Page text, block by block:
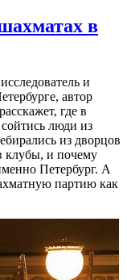
в
и
автор
где в
люди из
из дворцов
клубы, и почему
Петербург. А
партию как